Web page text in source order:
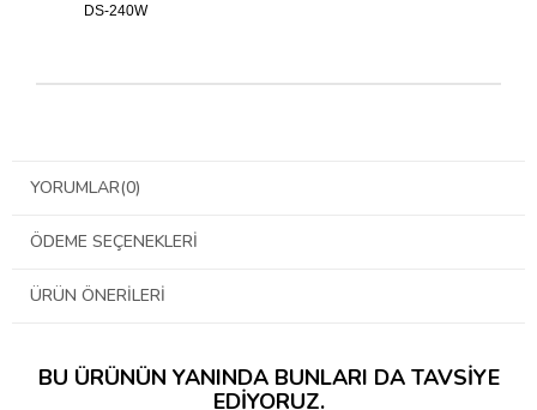
DS-240W
YORUMLAR(0)
ÖDEME SEÇENEKLERI
ÜRÜN ÖNERILERI
BU ÜRÜNÜN YANINDA BUNLARI DA TAVSIYE
EDIYORUZ.